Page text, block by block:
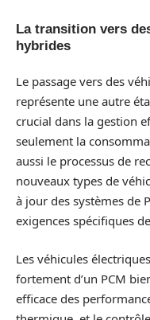
La transition vers
hybrides
Le passage vers des
représente une autre
crucial dans la gestion
seulement la
aussi le processus de
nouveaux types de
à jour des systèmes de
exigences spécifiques
Les véhicules
fortement d’un PCM
efficace des